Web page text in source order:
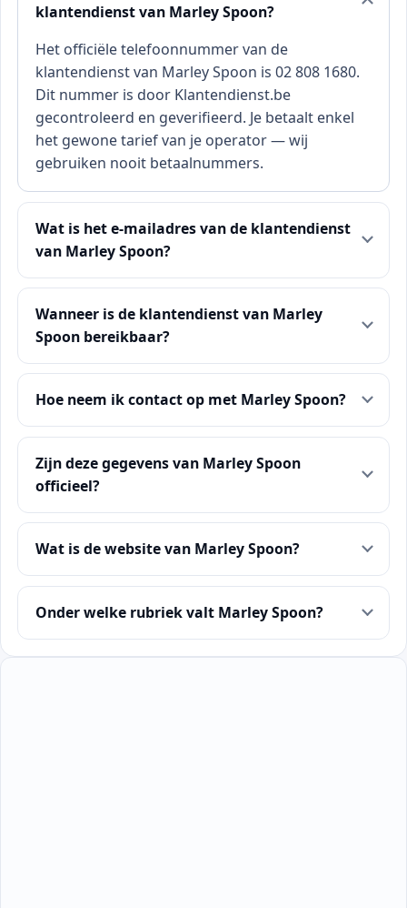
klantendienst van Marley Spoon?
Het officiële telefoonnummer van de
klantendienst van Marley Spoon is 02 808 1680.
Dit nummer is door Klantendienst.be
gecontroleerd en geverifieerd. Je betaalt enkel
het gewone tarief van je operator — wij
gebruiken nooit betaalnummers.
Wat is het e-mailadres van de klantendienst
van Marley Spoon?
Wanneer is de klantendienst van Marley
Spoon bereikbaar?
Hoe neem ik contact op met Marley Spoon?
Zijn deze gegevens van Marley Spoon
officieel?
Wat is de website van Marley Spoon?
Onder welke rubriek valt Marley Spoon?